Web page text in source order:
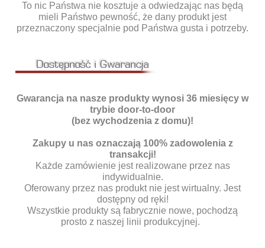
To nic Państwa nie kosztuje a odwiedzając nas będą
mieli Państwo pewność, że dany produkt jest
przeznaczony specjalnie pod Państwa gusta i potrzeby.
Gwarancja na nasze produkty wynosi 36 miesięcy w
trybie door-to-door
(bez wychodzenia z domu)!
Zakupy u nas oznaczają 100% zadowolenia z
transakcji!
Każde zamówienie jest realizowane przez nas
indywidualnie.
Oferowany przez nas produkt nie jest wirtualny. Jest
dostępny od ręki!
Wszystkie produkty są fabrycznie nowe, pochodzą
prosto z naszej linii produkcyjnej.